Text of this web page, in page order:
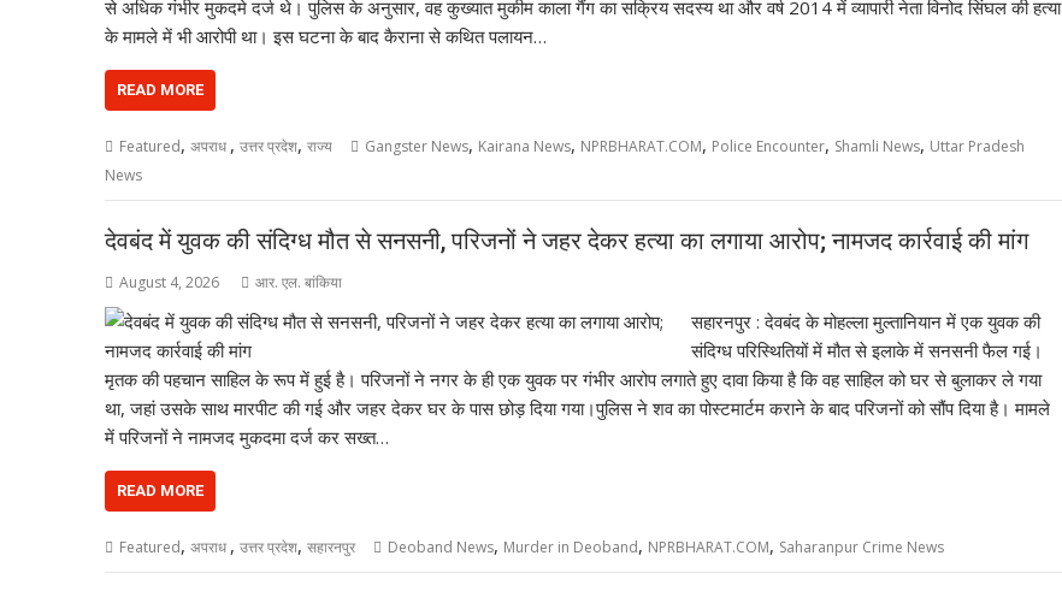
से अधिक गंभीर मुकदमे दर्ज थे। पुलिस के अनुसार, वह कुख्यात मुकीम काला गैंग का सक्रिय सदस्य था और वर्ष 2014 में व्यापारी नेता विनोद सिंघल की हत्या
के मामले में भी आरोपी था। इस घटना के बाद कैराना से कथित पलायन…
READ MORE
Featured, अपराध , उत्तर प्रदेश, राज्य Gangster News, Kairana News, NPRBHARAT.COM, Police Encounter, Shamli News, Uttar Pradesh
News
देवबंद में युवक की संदिग्ध मौत से सनसनी, परिजनों ने जहर देकर हत्या का लगाया आरोप; नामजद कार्रवाई की मांग
August 4, 2026 आर. एल. बांकिया
सहारनपुर : देवबंद के मोहल्ला मुल्तानियान में एक युवक की
संदिग्ध परिस्थितियों में मौत से इलाके में सनसनी फैल गई।
मृतक की पहचान साहिल के रूप में हुई है। परिजनों ने नगर के ही एक युवक पर गंभीर आरोप लगाते हुए दावा किया है कि वह साहिल को घर से बुलाकर ले गया
था, जहां उसके साथ मारपीट की गई और जहर देकर घर के पास छोड़ दिया गया।पुलिस ने शव का पोस्टमार्टम कराने के बाद परिजनों को सौंप दिया है। मामले
में परिजनों ने नामजद मुकदमा दर्ज कर सख्त…
READ MORE
Featured, अपराध , उत्तर प्रदेश, सहारनपुर Deoband News, Murder in Deoband, NPRBHARAT.COM, Saharanpur Crime News